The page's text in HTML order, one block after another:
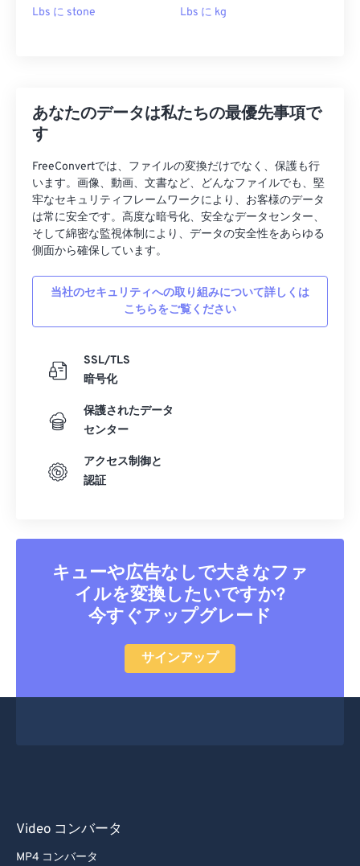
Lbs に stone Lbs に kg
あなたのデータは私たちの最優先事項で
す
FreeConvertでは、ファイルの変換だけでなく、保護も行
います。画像、動画、文書など、どんなファイルでも、堅
牢なセキュリティフレームワークにより、お客様のデータ
は常に安全です。高度な暗号化、安全なデータセンター、
そして綿密な監視体制により、データの安全性をあらゆる
側面から確保しています。
当社のセキュリティへの取り組みについて詳しくは
こちらをご覧ください
SSL/TLS
暗号化
保護されたデータ
センター
アクセス制御と
認証
キューや広告なしで大きなファ
イルを変換したいですか?
今すぐアップグレード
サインアップ
Video コンバータ
MP4 コンバータ